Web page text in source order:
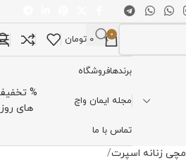
0
0 تومان
برندهافروشگاه
مجله ایمان واچ
تماس با ما
%
های روز
زنانه اسپرت